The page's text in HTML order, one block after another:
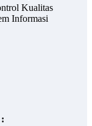
Kualitas
Informasi